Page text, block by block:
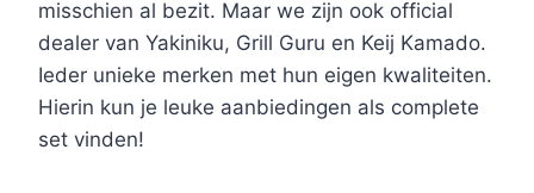
misschien al bezit. Maar we zijn ook official
dealer van Yakiniku, Grill Guru en Keij Kamado.
Ieder unieke merken met hun eigen kwaliteiten.
Hierin kun je leuke aanbiedingen als complete
set vinden!